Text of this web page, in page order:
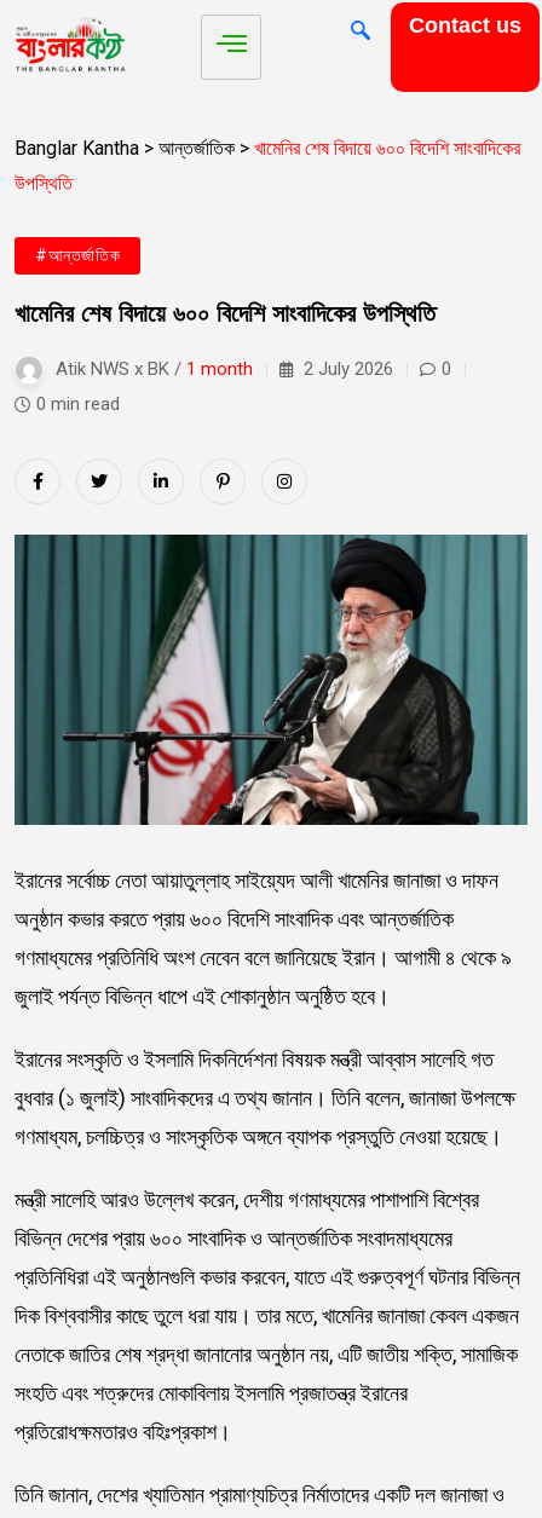
Contact us
Banglar Kantha > আন্তর্জাতিক > খামেনির শেষ বিদায়ে ৬০০ বিদেশি সাংবাদিকের
উপস্থিতি
#আন্তর্জাতিক
খামেনির শেষ বিদায়ে ৬০০ বিদেশি সাংবাদিকের উপস্থিতি
Atik NWS x BK / 1 month 2 July 2026
0
0 min read
ইরানের সর্বোচ্চ নেতা আয়াতুল্লাহ সাইয়্যেদ আলী খামেনির জানাজা ও দাফন
অনুষ্ঠান কভার করতে প্রায় ৬০০ বিদেশি সাংবাদিক এবং আন্তর্জাতিক
গণমাধ্যমের প্রতিনিধি অংশ নেবেন বলে জানিয়েছে ইরান। আগামী ৪ থেকে ৯
জুলাই পর্যন্ত বিভিন্ন ধাপে এই শোকানুষ্ঠান অনুষ্ঠিত হবে।
ইরানের সংস্কৃতি ও ইসলামি দিকনির্দেশনা বিষয়ক মন্ত্রী আব্বাস সালেহি গত
বুধবার (১ জুলাই) সাংবাদিকদের এ তথ্য জানান। তিনি বলেন, জানাজা উপলক্ষে
গণমাধ্যম, চলচ্চিত্র ও সাংস্কৃতিক অঙ্গনে ব্যাপক প্রস্তুতি নেওয়া হয়েছে।
মন্ত্রী সালেহি আরও উল্লেখ করেন, দেশীয় গণমাধ্যমের পাশাপাশি বিশ্বের
বিভিন্ন দেশের প্রায় ৬০০ সাংবাদিক ও আন্তর্জাতিক সংবাদমাধ্যমের
প্রতিনিধিরা এই অনুষ্ঠানগুলি কভার করবেন, যাতে এই গুরুত্বপূর্ণ ঘটনার বিভিন্ন
দিক বিশ্ববাসীর কাছে তুলে ধরা যায়। তার মতে, খামেনির জানাজা কেবল একজন
নেতাকে জাতির শেষ শ্রদ্ধা জানানোর অনুষ্ঠান নয়, এটি জাতীয় শক্তি, সামাজিক
সংহতি এবং শত্রুদের মোকাবিলায় ইসলামি প্রজাতন্ত্র ইরানের
প্রতিরোধক্ষমতারও বহিঃপ্রকাশ।
তিনি জানান, দেশের খ্যাতিমান প্রামাণ্যচিত্র নির্মাতাদের একটি দল জানাজা ও